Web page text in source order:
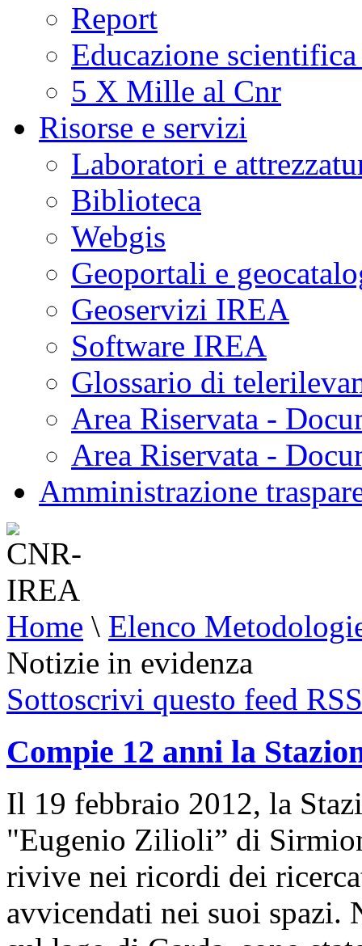
Report
Educazione
5 X Mille al Cnr
Risorse e servizi
Laboratori e
Biblioteca
Webgis
Geoportali e
Geoservizi IREA
Software IREA
Glossario di
Area Riservata -
Area Riservata -
Amministrazione
Home \ Elenco
Notizie in evidenza
Sottoscrivi questo feed RSS
Compie 12 anni la
Il 19 febbraio 2012, la
"Eugenio Zilioli” di
rivive nei ricordi dei
avvicendati nei suoi spazi.